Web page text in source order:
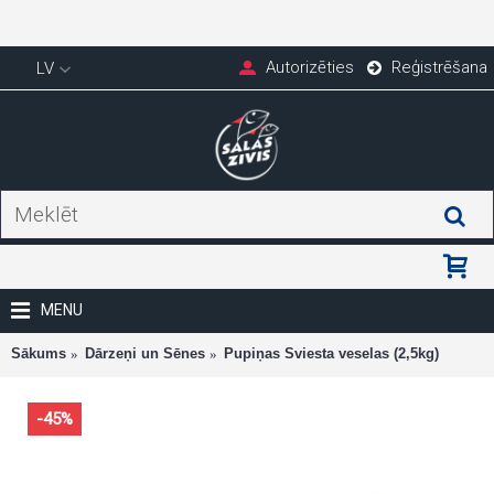
LV Autorizēties Reģistrēšana
MENU
Sākums Dārzeņi un Sēnes Pupiņas Sviesta veselas (2,5kg)
-45%